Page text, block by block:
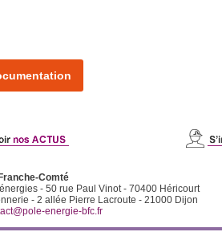
Module
>>
individuel
(70)
>>
Comté
- 50 rue Paul Vinot - 70400 Héricourt
- 2 allée Pierre Lacroute - 21000 Dijon
energie-bfc.fr